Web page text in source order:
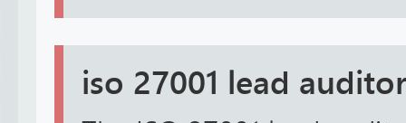
iso 27001 lead